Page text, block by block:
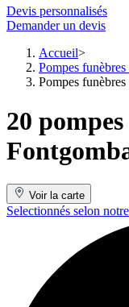
Devis personnalisés
Demander un devis
Accueil
Pompes
Pompes
20
Voir la carte
Selectionnés selon